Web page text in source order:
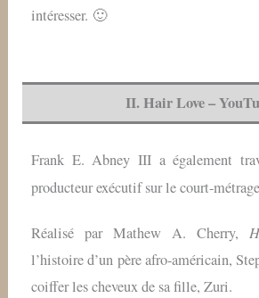
intéresser. 🙂
II. Hair Love –
Frank E. Abney III a également
producteur exécutif sur le court-
Réalisé par Mathew A. Cherry,
l’histoire d’un père afro-américain,
coiffer les cheveux de sa fille, Zuri.